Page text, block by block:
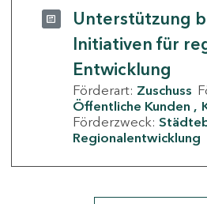
Unterstützung
Initiativen für
Entwicklung
Förderart: Zuschuss
Öffentliche Kunden
Förderzweck:
Regionalentwicklung